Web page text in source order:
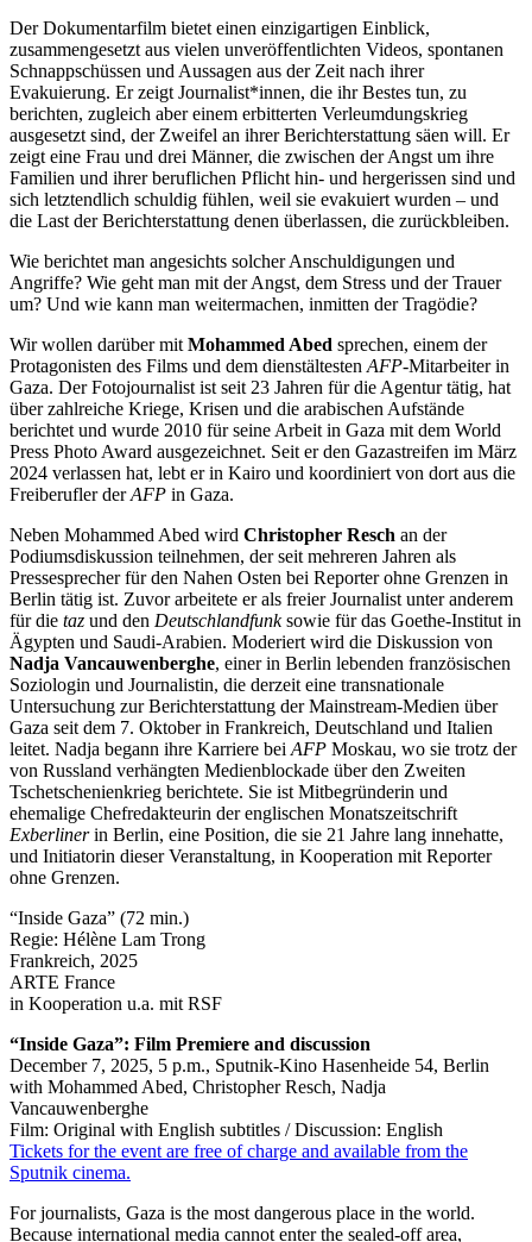
Der Dokumentarfilm bietet einen einzigartigen Einblick,
zusammengesetzt aus vielen unveröffentlichten Videos, spontanen
Schnappschüssen und Aussagen aus der Zeit nach ihrer
Evakuierung. Er zeigt Journalist*innen, die ihr Bestes tun, zu
berichten, zugleich aber einem erbitterten Verleumdungskrieg
ausgesetzt sind, der Zweifel an ihrer Berichterstattung säen will. Er
zeigt eine Frau und drei Männer, die zwischen der Angst um ihre
Familien und ihrer beruflichen Pflicht hin- und hergerissen sind und
sich letztendlich schuldig fühlen, weil sie evakuiert wurden – und
die Last der Berichterstattung denen überlassen, die zurückbleiben.
Wie berichtet man angesichts solcher Anschuldigungen und
Angriffe? Wie geht man mit der Angst, dem Stress und der Trauer
um? Und wie kann man weitermachen, inmitten der Tragödie?
Wir wollen darüber mitMohammed Abed sprechen, einem der
Protagonisten des Films und dem dienstältestenAFP-Mitarbeiter in
Gaza. Der Fotojournalist ist seit 23 Jahren für die Agentur tätig, hat
über zahlreiche Kriege, Krisen und die arabischen Aufstände
berichtet und wurde 2010 für seine Arbeit in Gaza mit dem World
Press Photo Award ausgezeichnet. Seit er den Gazastreifen im März
2024 verlassen hat, lebt er in Kairo und koordiniert von dort aus die
Freiberufler derAFP in Gaza.
Neben Mohammed Abed wird Christopher Resch an der
Podiumsdiskussion teilnehmen, der seit mehreren Jahren als
Pressesprecher für den Nahen Osten bei Reporter ohne Grenzen in
Berlin tätig ist. Zuvor arbeitete er als freier Journalist unter anderem
für die taz und den Deutschlandfunksowie für das Goethe-Institut in
Ägypten und Saudi-Arabien. Moderiert wird die Diskussion von
Nadja Vancauwenberghe, einer in Berlin lebenden französischen
Soziologin und Journalistin, die derzeit eine transnationale
Untersuchung zur Berichterstattung der Mainstream-Medien über
Gaza seit dem 7. Oktober in Frankreich, Deutschland und Italien
leitet. Nadja begann ihre Karriere beiAFP Moskau, wo sie trotz der
von Russland verhängten Medienblockade über den Zweiten
Tschetschenienkrieg berichtete. Sie ist Mitbegründerin und
ehemalige Chefredakteurin der englischen Monatszeitschrift
Exberlinerin Berlin, eine Position, die sie 21 Jahre lang innehatte,
und Initiatorin dieser Veranstaltung, in Kooperation mit Reporter
ohne Grenzen.
“Inside Gaza” (72 min.)
Regie: Hélène Lam Trong
Frankreich, 2025
ARTE France
in Kooperation u.a. mit RSF
“Inside Gaza”: Film Premiere and discussion
December 7, 2025, 5 p.m., Sputnik-Kino Hasenheide 54, Berlin
with Mohammed Abed, Christopher Resch, Nadja
Vancauwenberghe
Film: Original with English subtitles / Discussion: English
Tickets for the event are free of charge and available from the
Sputnik cinema.
For journalists, Gaza is the most dangerous place in the world.
Because international media cannot enter the sealed-off area,